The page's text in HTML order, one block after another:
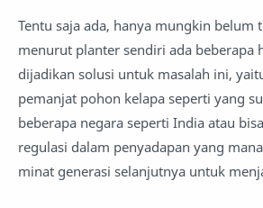
Tentu saja ada, hanya mungkin belum
menurut planter sendiri ada beberapa
dijadikan solusi untuk masalah ini,
pemanjat pohon kelapa seperti yang
beberapa negara seperti India atau
regulasi dalam penyadapan yang
minat generasi selanjutnya untuk